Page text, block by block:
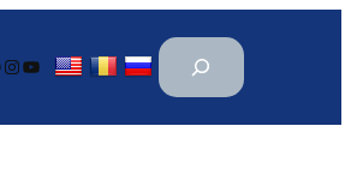
Instagram YouTube
П
и